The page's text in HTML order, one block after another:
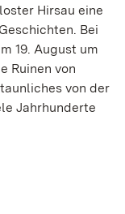
Hirsau eine
Bei
19. August um
Ruinen von
von der
Jahrhunderte